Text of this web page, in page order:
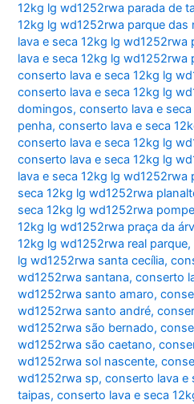
12kg lg wd1252rwa parada de
12kg lg wd1252rwa parque das
lava e seca 12kg lg wd1252rwa
lava e seca 12kg lg wd1252rwa
conserto lava e seca 12kg lg
conserto lava e seca 12kg lg
domingos,conserto lava e
penha,conserto lava e seca
conserto lava e seca 12kg lg
conserto lava e seca 12kg lg
lava e seca 12kg lg wd1252rwa
seca 12kg lg wd1252rwa
seca 12kg lg wd1252rwa
12kg lg wd1252rwa praça da
12kg lg wd1252rwa real parque,
lg wd1252rwa santa cecília,
wd1252rwa santana,conserto
wd1252rwa santo amaro,
wd1252rwa santo andré,
wd1252rwa são bernado,
wd1252rwa são caetano,
wd1252rwa sol nascente,
wd1252rwa sp,conserto lava e
taipas,conserto lava e seca